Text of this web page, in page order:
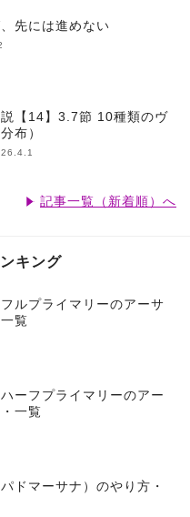
先には進めない
【14】3.7節 10種類のヴ
布）
記事一覧（新着順）へ
キング
ルプライマリーのアーサ
覧
ーフプライマリーのアー
一覧
ドマーサナ）のやり方・